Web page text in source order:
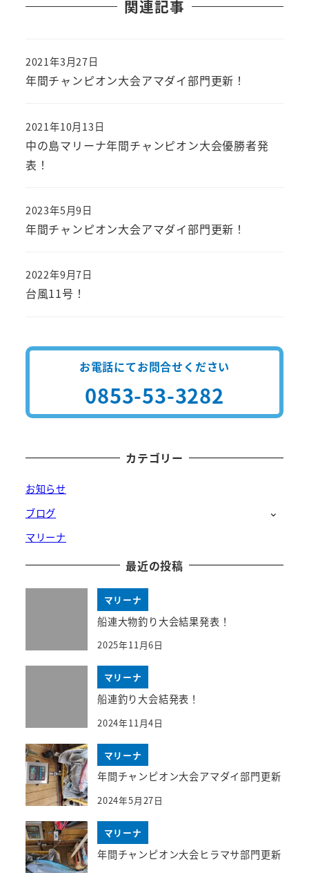
関連記事
年間チャンピオン大会アマダイ部門更新！
投稿日
2021年3月27日
中の島マリーナ年間チャンピオン大会優勝者発
表！
投稿日
2021年10月13日
年間チャンピオン大会アマダイ部門更新！
投稿日
2023年5月9日
台風11号！
投稿日
2022年9月7日
お電話にてお問合せください
0853-53-3282
カテゴリー
お知らせ
ブログ
マリーナ
最近の投稿
マリーナ
船連大物釣り大会結果発表！
2025年11月6日
マリーナ
船連釣り大会結発表！
2024年11月4日
マリーナ
年間チャンピオン大会アマダイ部門更新
2024年5月27日
マリーナ
年間チャンピオン大会ヒラマサ部門更新